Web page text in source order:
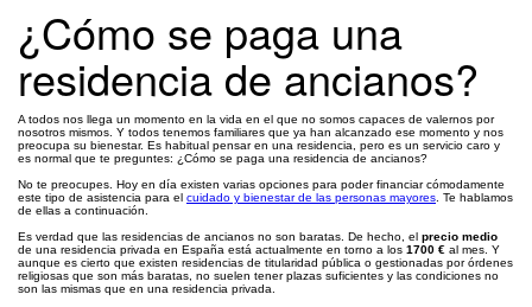
¿Cómo se paga una
residencia de ancianos?
A todos nos llega un momento en la vida en el que no somos capaces de valernos por
nosotros mismos. Y todos tenemos familiares que ya han alcanzado ese momento y nos
preocupa su bienestar. Es habitual pensar en una residencia, pero es un servicio caro y
es normal que te preguntes: ¿Cómo se paga una residencia de ancianos?
No te preocupes. Hoy en día existen varias opciones para poder financiar cómodamente
este tipo de asistencia para el cuidado y bienestar de las personas mayores . Te hablamos
de ellas a continuación.
Es verdad que las residencias de ancianos no son baratas. De hecho, el precio medio
de una residencia privada en España está actualmente en torno a los 1700 € al mes. Y
aunque es cierto que existen residencias de titularidad pública o gestionadas por órdenes
religiosas que son más baratas, no suelen tener plazas suficientes y las condiciones no
son las mismas que en una residencia privada.